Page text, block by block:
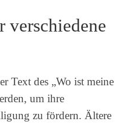
verschiedene
Text des „Wo ist meine
um ihre
zu fördern. Ältere